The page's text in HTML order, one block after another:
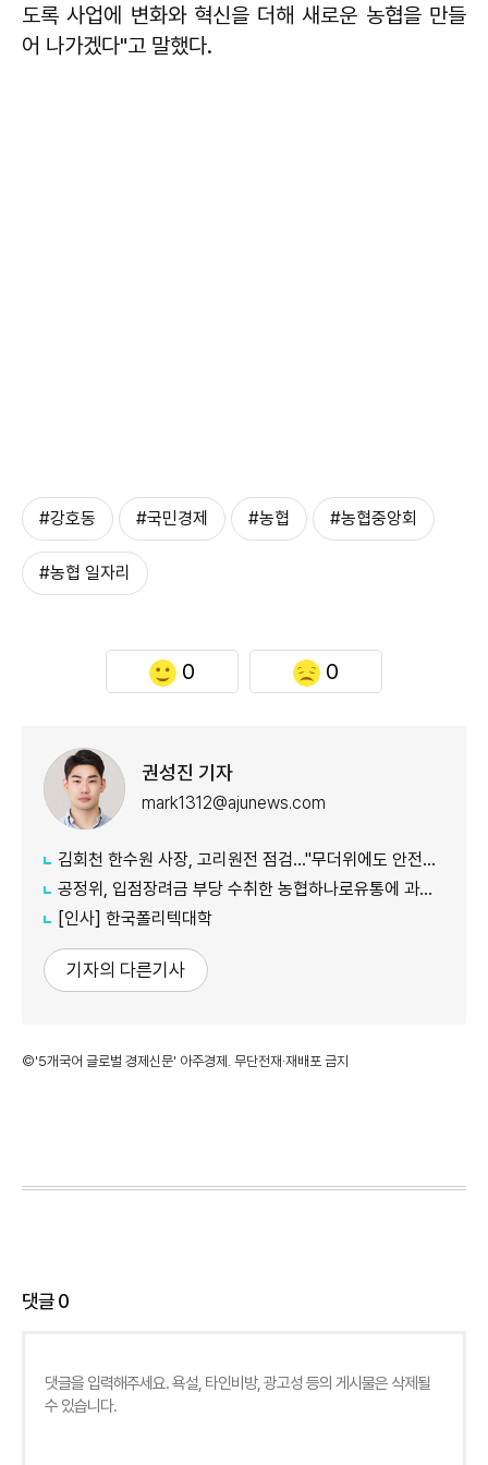
도록 사업에 변화와 혁신을 더해 새로운 농협을 만들
어 나가겠다"고 말했다.
#강호동 #국민경제 #농협 #농협중앙회
#농협 일자리
0 0
권성진 기자
mark1312@ajunews.com
김회천 한수원 사장, 고리원전 점검…"무더위에도 안전한 작업환경 중요"
공정위, 입점장려금 부당 수취한 농협하나로유통에 과징금 4.6억원 부과
[인사] 한국폴리텍대학
기자의 다른기사
©'5개국어 글로벌 경제신문' 아주경제. 무단전재·재배포 금지
댓글0